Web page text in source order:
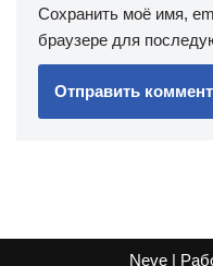
Сохранить моё имя,
браузере для
Neve |